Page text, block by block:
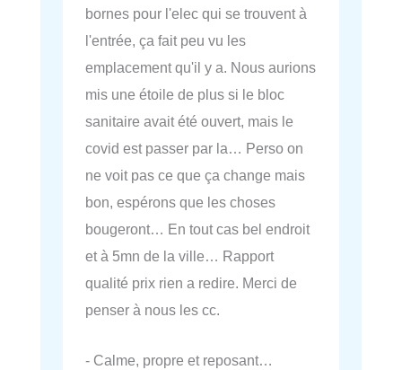
bornes pour l'elec qui se trouvent à
l'entrée, ça fait peu vu les
emplacement qu'il y a. Nous aurions
mis une étoile de plus si le bloc
sanitaire avait été ouvert, mais le
covid est passer par la… Perso on
ne voit pas ce que ça change mais
bon, espérons que les choses
bougeront… En tout cas bel endroit
et à 5mn de la ville… Rapport
qualité prix rien a redire. Merci de
penser à nous les cc.
- Calme, propre et reposant…